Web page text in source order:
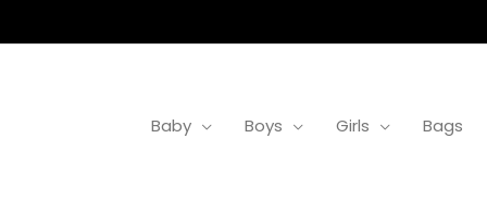
Baby Boys Girls Bags